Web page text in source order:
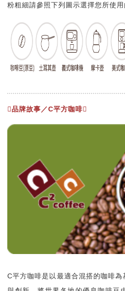
粉粗細請參照下列圖示選擇您所使
品牌故事／C平方咖啡
C平方咖啡是以最適合混搭的咖啡